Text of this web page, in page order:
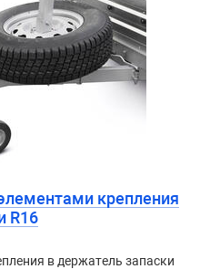
крепления
R16
в держатель запаски